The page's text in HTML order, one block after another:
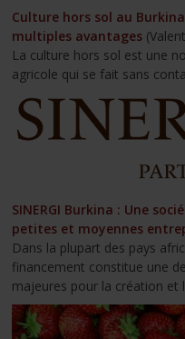
Culture hors sol au
multiples avantages
La culture hors sol est une
agricole qui se fait sans
SINERGI Burkina : Une
petites et moyennes
Dans la plupart des pays
financement constitue une
majeures pour la création et